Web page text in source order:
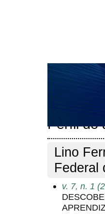
CAPA SOBRE
NOTÍCIAS
PARA
Perfil do
Lino
Federal
v. 7, n. 1